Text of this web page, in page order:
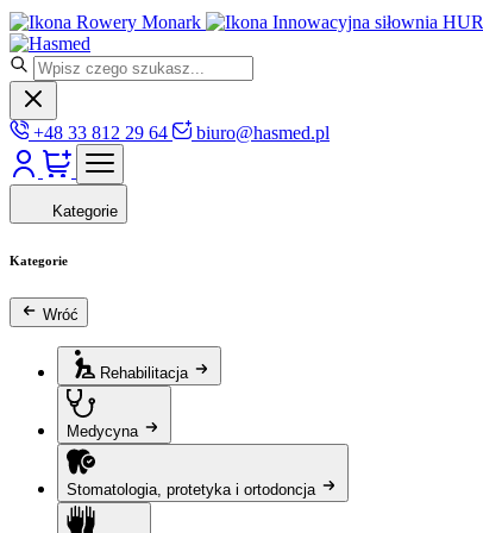
Rowery Monark Innowacyjna siłownia HUR
+48 33 812 29 64 biuro@hasmed.pl
Kategorie
Kategorie
Wróć
Rehabilitacja
Medycyna
Stomatologia, protetyka i ortodoncja